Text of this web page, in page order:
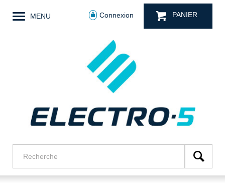
MENU Connexion PANIER